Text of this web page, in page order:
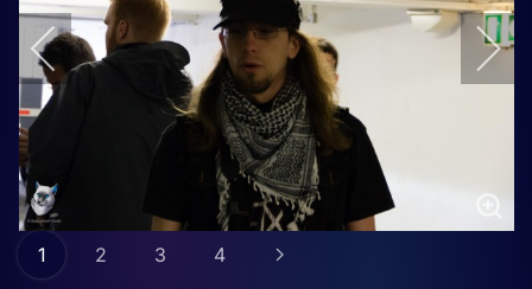
1 2 3 4